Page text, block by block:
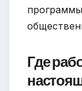
Где